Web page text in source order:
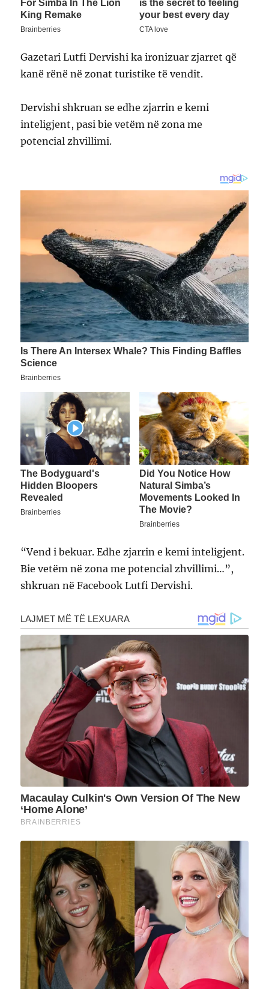
Gazetari Lutfi Dervishi ka ironizuar zjarret që
kanë rënë në zonat turistike të vendit.
Dervishi shkruan se edhe zjarrin e kemi
inteligjent, pasi bie vetëm në zona me
potencial zhvillimi.
“Vend i bekuar. Edhe zjarrin e kemi inteligjent.
Bie vetëm në zona me potencial zhvillimi…”,
shkruan në Facebook Lutfi Dervishi.